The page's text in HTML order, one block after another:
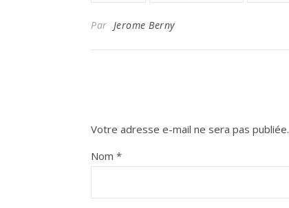
Par Jerome Berny
Votre adresse e-mail ne sera pas publiée.
Nom *